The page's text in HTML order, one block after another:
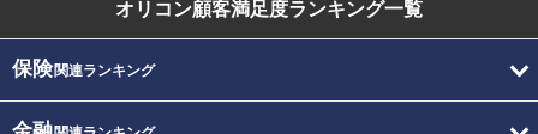
オリコン顧客満足度ランキング一覧
保険関連ランキング